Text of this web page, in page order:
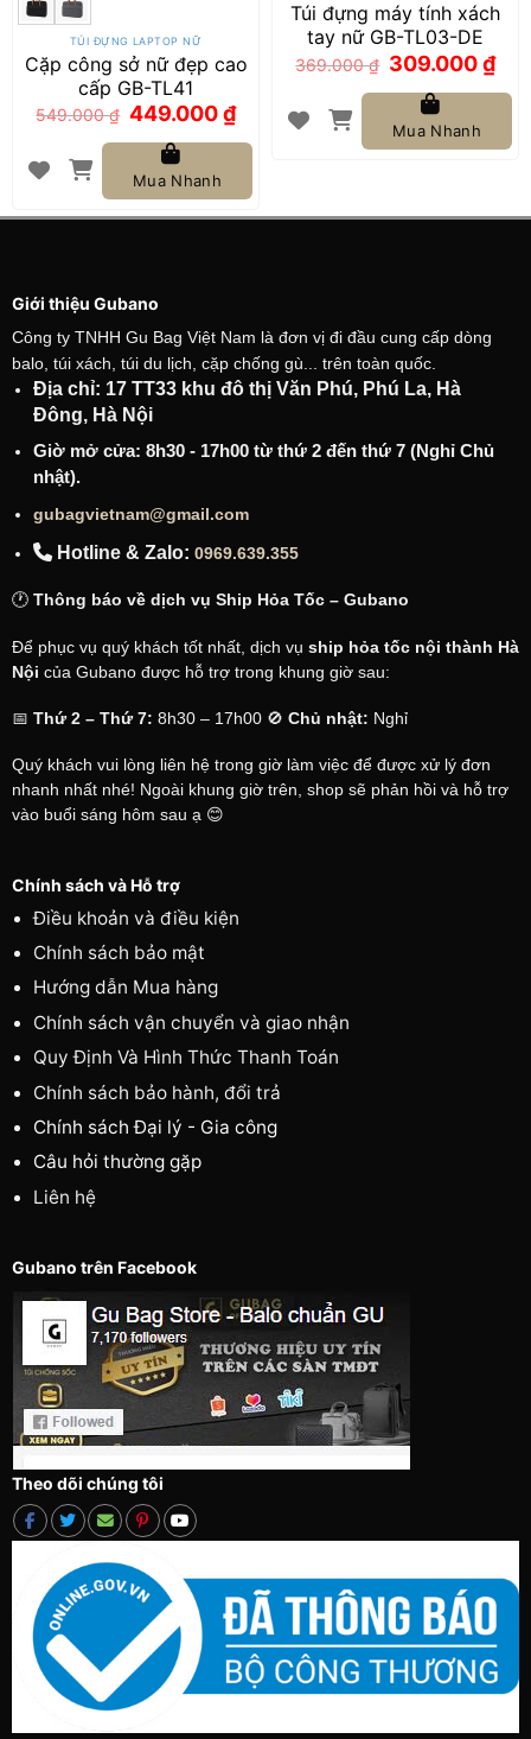
TÚI ĐỰNG LAPTOP NỮ
Cặp công sở nữ đẹp cao
cấp GB-TL41
549.000₫ Giá
gốc
549.000 ₫.
449.000₫Giá
hiện
là:
Mua Nhanh
Túi đựng máy tính xách
tay nữ GB-TL03-DE
369.000₫ Giá
gốc
369.000 ₫.
309.000₫Giá
hiện
là:
Mua Nhanh
Giới thiệu Gubano
Công ty TNHH Gu Bag Việt Nam là đơn vị đi đầu cung cấp dòng
balo, túi xách, túi du lịch, cặp chống gù... trên toàn quốc.
Địa chỉ: 17 TT33 khu đô thị Văn Phú, Phú La, Hà
Đông, Hà Nội
Giờ mở cửa: 8h30 - 17h00 từ thứ 2 đến thứ 7 (Nghỉ Chủ
nhật).
gubagvietnam@gmail.com
Hotline & Zalo: 0969.639.355
🕐 Thông báo về dịch vụ Ship Hỏa Tốc – Gubano
Để phục vụ quý khách tốt nhất, dịch vụ ship hỏa tốc nội thành Hà
Nội của Gubano được hỗ trợ trong khung giờ sau:
📅 Thứ 2 – Thứ 7: 8h30 – 17h00 🚫 Chủ nhật: Nghỉ
Quý khách vui lòng liên hệ trong giờ làm việc để được xử lý đơn
nhanh nhất nhé! Ngoài khung giờ trên, shop sẽ phản hồi và hỗ trợ
vào buổi sáng hôm sau ạ 😊
Chính sách và Hỗ trợ
Điều khoản và điều kiện
Chính sách bảo mật
Hướng dẫn Mua hàng
Chính sách vận chuyển và giao nhận
Quy Định Và Hình Thức Thanh Toán
Chính sách bảo hành, đổi trả
Chính sách Đại lý - Gia công
Câu hỏi thường gặp
Liên hệ
Gubano trên Facebook
Theo dõi chúng tôi